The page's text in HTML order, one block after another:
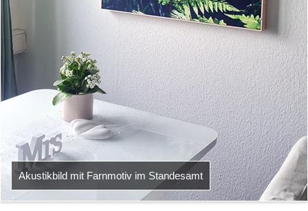
Akustikbild mit Farnmotiv im Standesamt